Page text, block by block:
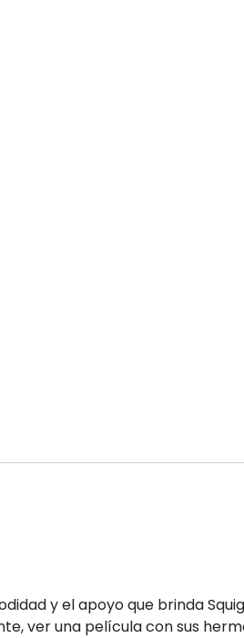
y el apoyo que brinda
ver una película con sus